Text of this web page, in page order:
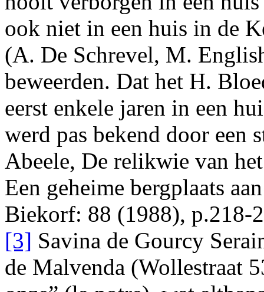
ook niet in een huis in de
(A. De Schrevel, M.
beweerden. Dat het H.
eerst enkele jaren in een
werd pas bekend door een
Abeele, De relikwie van
Een geheime bergplaats
Biekorf: 88 (1988), p.218-
[3] Savina de Gourcy
de Malvenda (Wollestraat